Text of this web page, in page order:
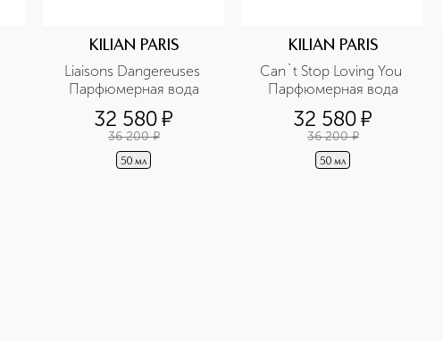
KILIAN PARIS
Liaisons Dangereuses
Парфюмерная вода
32 580¤
36 200 ¤
50 мл
KILIAN PARIS
Сan`t Stop Loving You
Парфюмерная вода
32 580¤
36 200 ¤
50 мл